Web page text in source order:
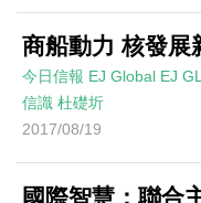
商船動力 核發展
今日信報 EJ Global EJ
信識 杜礎圻
2017/08/19
國際智慧：聯合